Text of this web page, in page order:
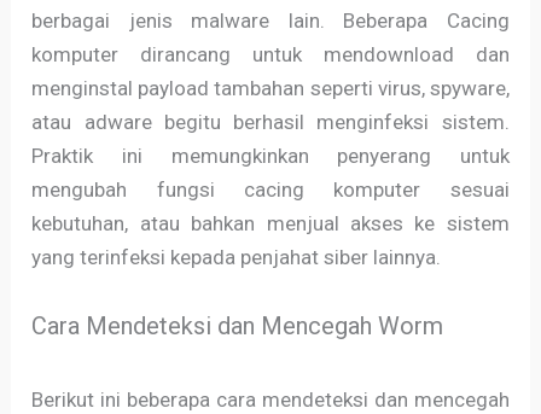
berbagai jenis malware lain. Beberapa Cacing
komputer dirancang untuk mendownload dan
menginstal payload tambahan seperti virus, spyware,
atau adware begitu berhasil menginfeksi sistem.
Praktik ini memungkinkan penyerang untuk
mengubah fungsi cacing komputer sesuai
kebutuhan, atau bahkan menjual akses ke sistem
yang terinfeksi kepada penjahat siber lainnya.
Cara Mendeteksi dan Mencegah Worm
Berikut ini beberapa cara mendeteksi dan mencegah